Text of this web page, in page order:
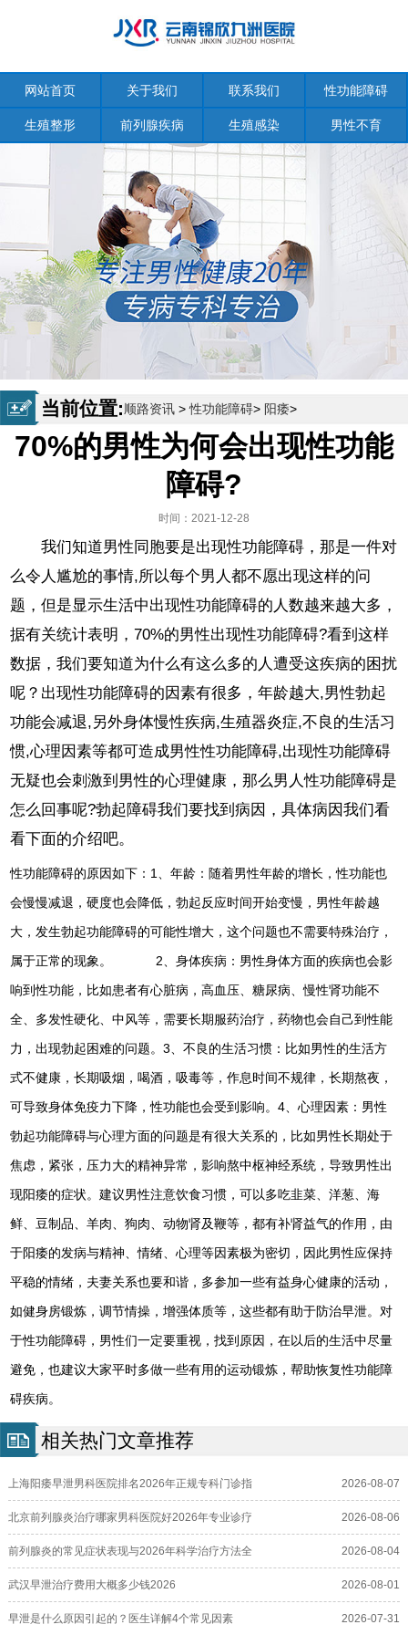
网站首页 关于我们 联系我们 性功能障碍
生殖整形 前列腺疾病 生殖感染 男性不育
当前位置:顺路资讯 >性功能障碍> 阳痿>
70%的男性为何会出现性功能
障碍?
时间：2021-12-28
我们知道男性同胞要是出现性功能障碍，那是一件对
么令人尴尬的事情,所以每个男人都不愿出现这样的问
题，但是显示生活中出现性功能障碍的人数越来越大多，
据有关统计表明，70%的男性出现性功能障碍?看到这样
数据，我们要知道为什么有这么多的人遭受这疾病的困扰
呢？出现性功能障碍的因素有很多，年龄越大,男性勃起
功能会减退,另外身体慢性疾病,生殖器炎症,不良的生活习
惯,心理因素等都可造成男性性功能障碍,出现性功能障碍
无疑也会刺激到男性的心理健康，那么男人性功能障碍是
怎么回事呢?勃起障碍我们要找到病因，具体病因我们看
看下面的介绍吧。
性功能障碍的原因如下：1、年龄：随着男性年龄的增长，性功能也
会慢慢减退，硬度也会降低，勃起反应时间开始变慢，男性年龄越
大，发生勃起功能障碍的可能性增大，这个问题也不需要特殊治疗，
属于正常的现象。 2、身体疾病：男性身体方面的疾病也会影
响到性功能，比如患者有心脏病，高血压、糖尿病、慢性肾功能不
全、多发性硬化、中风等，需要长期服药治疗，药物也会自己到性能
力，出现勃起困难的问题。3、不良的生活习惯：比如男性的生活方
式不健康，长期吸烟，喝酒，吸毒等，作息时间不规律，长期熬夜，
可导致身体免疫力下降，性功能也会受到影响。4、心理因素：男性
勃起功能障碍与心理方面的问题是有很大关系的，比如男性长期处于
焦虑，紧张，压力大的精神异常，影响熬中枢神经系统，导致男性出
现阳痿的症状。建议男性注意饮食习惯，可以多吃韭菜、洋葱、海
鲜、豆制品、羊肉、狗肉、动物肾及鞭等，都有补肾益气的作用，由
于阳痿的发病与精神、情绪、心理等因素极为密切，因此男性应保持
平稳的情绪，夫妻关系也要和谐，多参加一些有益身心健康的活动，
如健身房锻炼，调节情操，增强体质等，这些都有助于防治早泄。对
于性功能障碍，男性们一定要重视，找到原因，在以后的生活中尽量
避免，也建议大家平时多做一些有用的运动锻炼，帮助恢复性功能障
碍疾病。
相关热门文章推荐
上海阳痿早泄男科医院排名2026年正规专科门诊指 2026-08-07
北京前列腺炎治疗哪家男科医院好2026年专业诊疗 2026-08-06
前列腺炎的常见症状表现与2026年科学治疗方法全 2026-08-04
武汉早泄治疗费用大概多少钱2026 2026-08-01
早泄是什么原因引起的？医生详解4个常见因素 2026-07-31